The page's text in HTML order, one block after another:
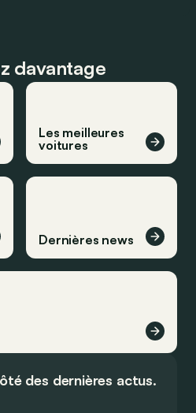
davantage
Les meilleures
voitures
Dernières news
des dernières actus.